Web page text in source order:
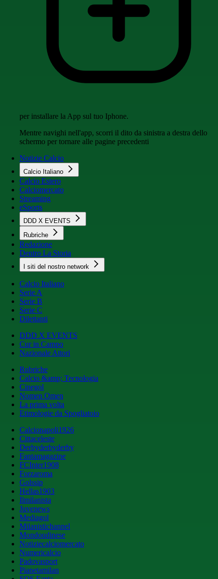
per installare la App sul tuo Iphone.
Mentre navighi nell'app, scorri il dito da sinistra a destra dello
schermo per tornare alle pagine precedenti
Notizie Calcio
Calcio Italiano
Calcio Estero
Calciomercato
Streaming
eSports
DDD X EVENTS
Rubriche
Redazione
Dentro La Storia
I siti del nostro network
Calcio Italiano
Serie A
Serie B
Serie C
Dilettanti
DDD X EVENTS
Cur in Campo
Nazionale Attori
Rubriche
Calcio &amp; Tecnologia
Cinegol
Nomen Omen
La prima volta
Etimologie da Spogliatoio
Calcionapoli1926
Cittaceleste
Derbyderbyderby
Fantamagazine
FCInter1908
Forzaroma
Golssip
Hellas1903
Ilmilanista
Juvenews
Mediagol
Milanistichannel
Mondoudinese
Notiziecalciomercato
Numericalcio
Padovasport
Pianetamilan